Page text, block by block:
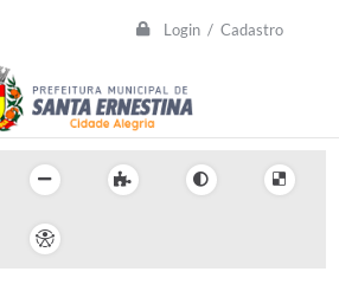
Login / Cadastro